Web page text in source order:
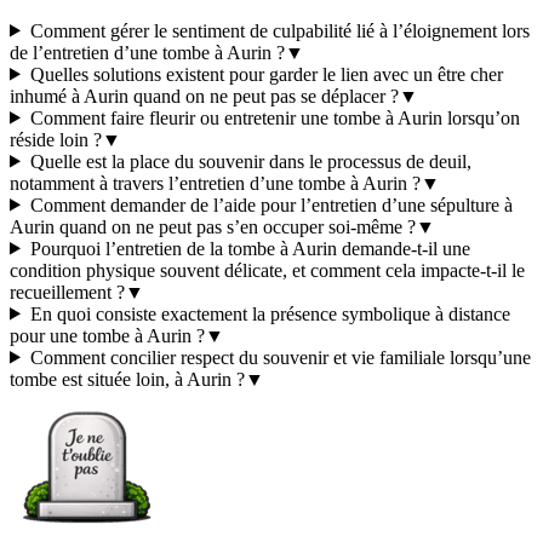
Comment gérer le sentiment de culpabilité lié à l’éloignement lors
de l’entretien d’une tombe à Aurin ?▼
Quelles solutions existent pour garder le lien avec un être cher
inhumé à Aurin quand on ne peut pas se déplacer ?▼
Comment faire fleurir ou entretenir une tombe à Aurin lorsqu’on
réside loin ?▼
Quelle est la place du souvenir dans le processus de deuil,
notamment à travers l’entretien d’une tombe à Aurin ?▼
Comment demander de l’aide pour l’entretien d’une sépulture à
Aurin quand on ne peut pas s’en occuper soi-même ?▼
Pourquoi l’entretien de la tombe à Aurin demande-t-il une
condition physique souvent délicate, et comment cela impacte-t-il le
recueillement ?▼
En quoi consiste exactement la présence symbolique à distance
pour une tombe à Aurin ?▼
Comment concilier respect du souvenir et vie familiale lorsqu’une
tombe est située loin, à Aurin ?▼